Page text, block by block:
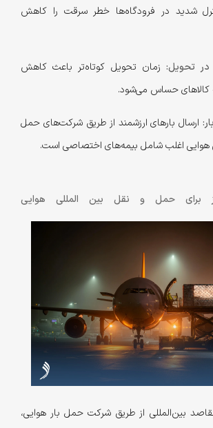
شدید در فرودگاه‌ها خطر سرقت را کاهش
تحویل:زمان تحویل کوتاه‌تر باعث کاهش
کالاهای حساس می‌شود.
ارسال بارهای ارزشمند از طریق شرکت‌های حمل
هوایی اغلب شامل بیمه‌های اختصاصی است.
برای حمل و نقل بین المللی هوایی
بین‌المللی از طریق شرکت حمل بار هوایی،